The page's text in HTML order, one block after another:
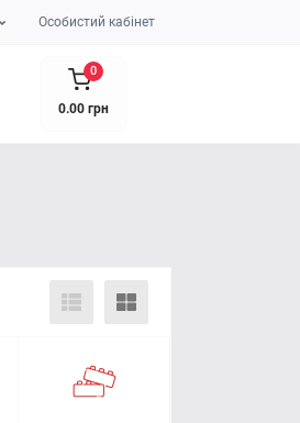
Особистий кабінет
0
0.00 грн